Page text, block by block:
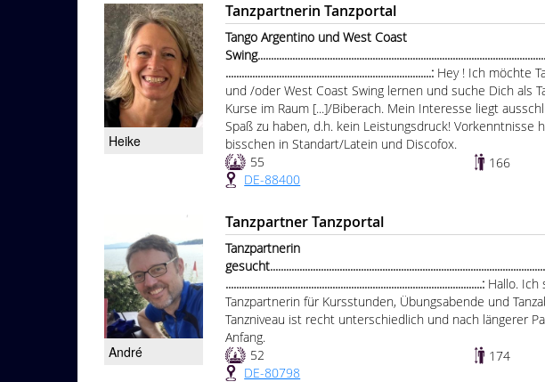
Heike
Tanzpartnerin Tanzportal
Tango Argentino und West Coast
.............................................................................: Hey ! Ich möchte
und /oder West Coast Swing lernen und suche Dich als
Kurse im Raum [...]/Biberach. Mein Interesse liegt
Spaß zu haben, d.h. kein Leistungsdruck! Vorkenntnisse
bisschen in Standart/Latein und Discofox.
55
166
DE-88400
André
Tanzpartner Tanzportal
Tanzpartnerin
................................................................................................: Hallo. Ich
Tanzpartnerin für Kursstunden, Übungsabende und
Tanzniveau ist recht unterschiedlich und nach längerer
Anfang.
52
174
DE-80798